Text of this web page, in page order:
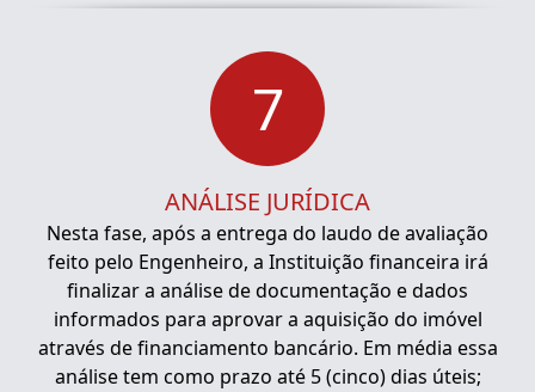
7
ANÁLISE JURÍDICA
Nesta fase, após a entrega do laudo de avaliação
feito pelo Engenheiro, a Instituição financeira irá
finalizar a análise de documentação e dados
informados para aprovar a aquisição do imóvel
através de financiamento bancário. Em média essa
análise tem como prazo até 5 (cinco) dias úteis;